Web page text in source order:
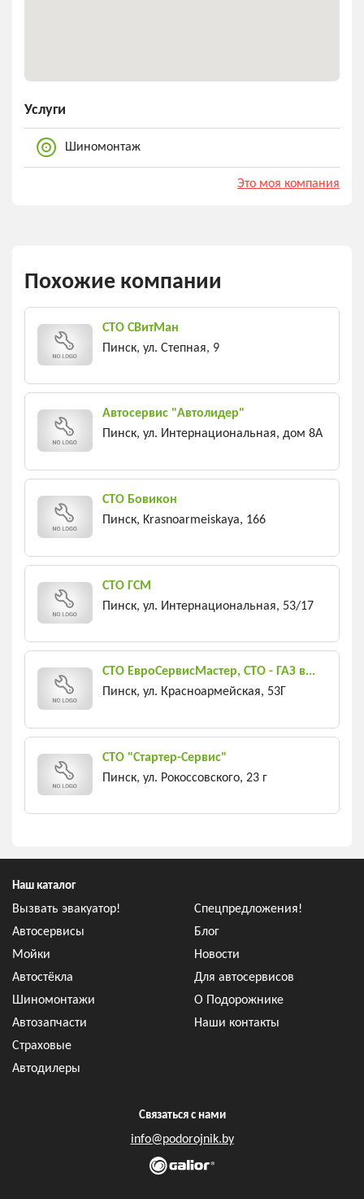
Услуги
Шиномонтаж
Это моя компания
Похожие компании
СТО СВитМан
Пинск, ул. Степная, 9
Автосервис "Автолидер"
Пинск, ул. Интернациональная, дом 8А
СТО Бовикон
Пинск, Krasnoarmeiskaya, 166
СТО ГСМ
Пинск, ул. Интернациональная, 53/17
СТО ЕвроСервисМастер, СТО - ГАЗ в...
Пинск, ул. Красноармейская, 53Г
СТО "Стартер-Сервис"
Пинск, ул. Рокоссовского, 23 г
Наш каталог
Вызвать эвакуатор!
Автосервисы
Мойки
Автостёкла
Шиномонтажи
Автозапчасти
Страховые
Автодилеры
Спецпредложения!
Блог
Новости
Для автосервисов
О Подорожнике
Наши контакты
Связаться с нами
info@podorojnik.by